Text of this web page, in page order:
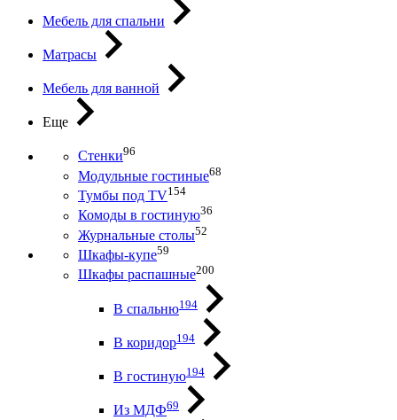
Мебель для спальни
Матрасы
Мебель для ванной
Еще
Стенки96
Модульные гостиные68
Тумбы под ТV154
Комоды в гостиную36
Журнальные столы52
Шкафы-купе59
Шкафы распашные200
В спальню194
В коридор194
В гостиную194
Из МДФ69